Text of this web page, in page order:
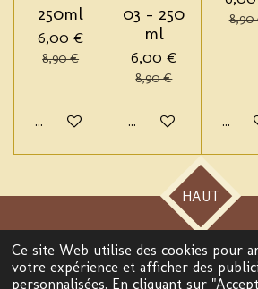
Ce site Web utilise des cookies pour
votre expérience et afficher des
personnalisées. En cliquant sur
250ml
6,00 €
8,90 €
Ajouter au panier
03 - 250
ml
6,00 €
8,90 €
Ajouter au panier
8,90
HAUT
© 2024 - 2026 Alicia création parfumée
Propulsé parWebador